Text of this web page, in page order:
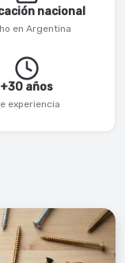
nacional
en Argentina
+30 años
experiencia